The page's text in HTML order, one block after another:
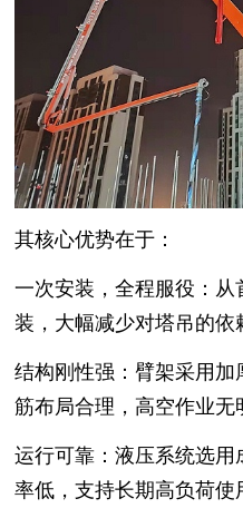
其核心优势在于：
一次安装，全程服役：
装，大幅减少对塔吊的依
结构刚性强：臂架采用
筋布局合理，高空作业无
运行可靠：液压系统选
率低，支持长期高负荷使